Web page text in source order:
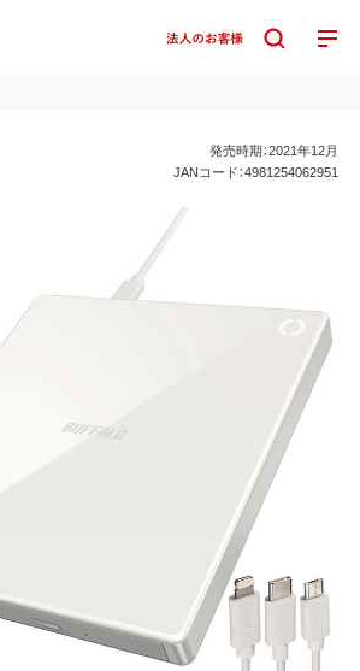
発売時期：2021年12月
JANコード：4981254062951